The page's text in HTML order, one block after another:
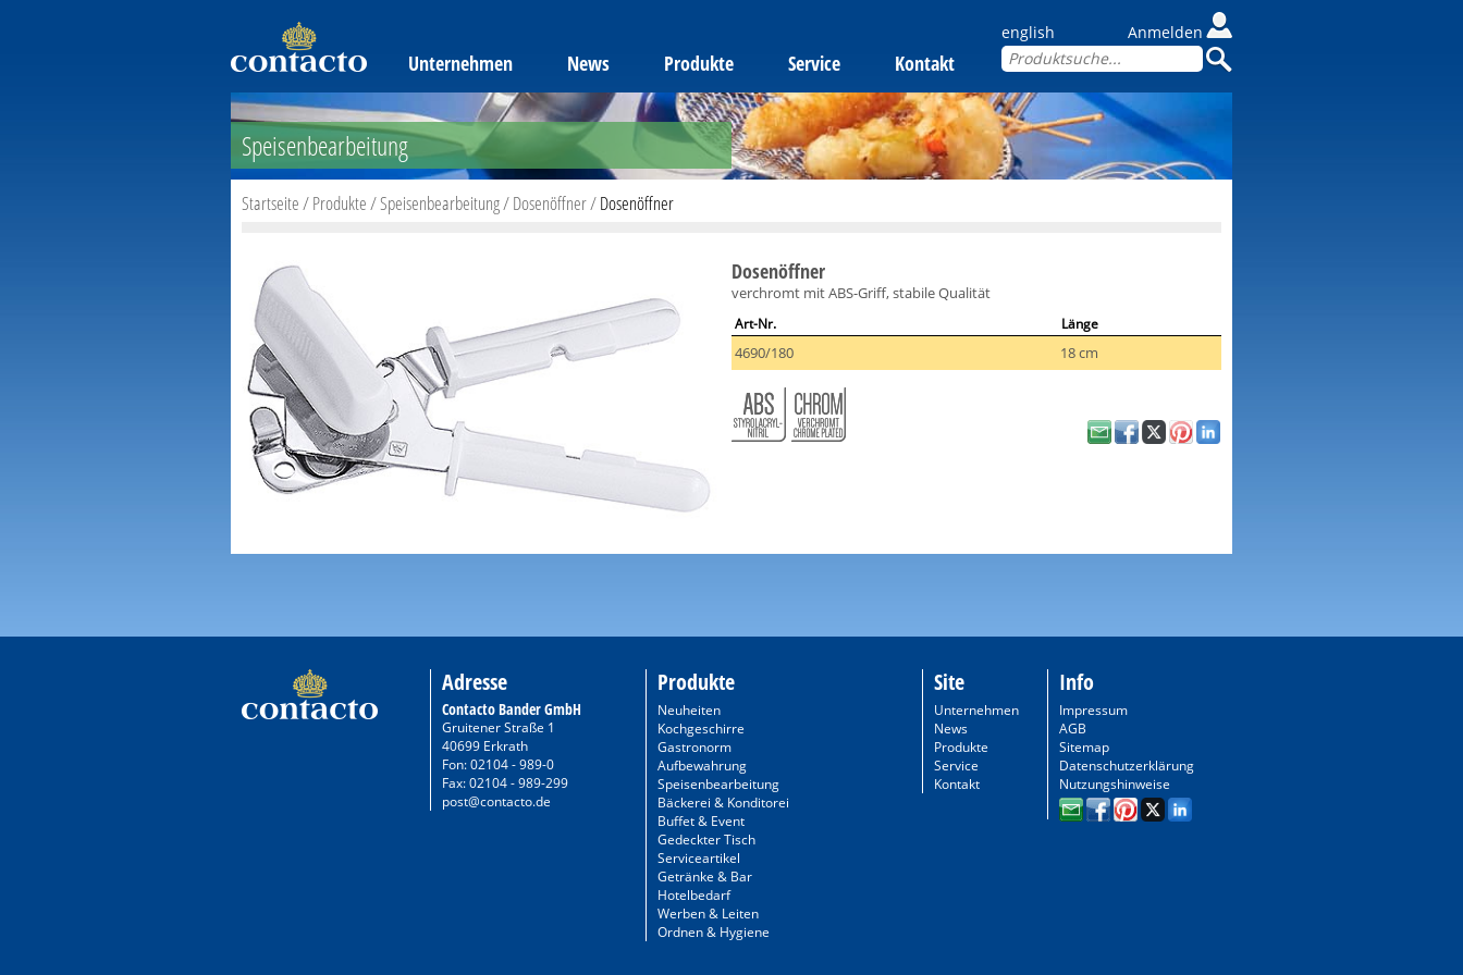
Unternehmen News Produkte Service Kontakt
english Anmelden
Speisenbearbeitung
Startseite/Produkte/Speisenbearbeitung/Dosenöffner/Dosenöffner
Dosenöffner
verchromt mit ABS-Griff, stabile Qualität
Art-Nr. Länge
4690/180 18 cm
Adresse
Contacto Bander GmbH
Gruitener Straße 1
40699 Erkrath
Fon: 02104 - 989-0
Fax: 02104 - 989-299
post@contacto.de
Produkte
Neuheiten
Kochgeschirre
Gastronorm
Aufbewahrung
Speisenbearbeitung
Bäckerei & Konditorei
Buffet & Event
Gedeckter Tisch
Serviceartikel
Getränke & Bar
Hotelbedarf
Werben & Leiten
Ordnen & Hygiene
Site
Unternehmen
News
Produkte
Service
Kontakt
Info
Impressum
AGB
Sitemap
Datenschutzerklärung
Nutzungshinweise